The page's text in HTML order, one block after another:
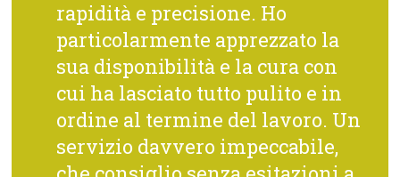
rapidità e precisione. Ho
particolarmente apprezzato la
sua disponibilità e la cura con
cui ha lasciato tutto pulito e in
ordine al termine del lavoro. Un
servizio davvero impeccabile,